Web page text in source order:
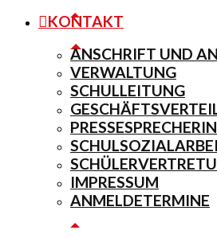
KONTAKT
ANSCHRIFT UND
VERWALTUNG
SCHULLEITUNG
PRESSESPRECHERIN
IMPRESSUM
ANMELDETERMINE